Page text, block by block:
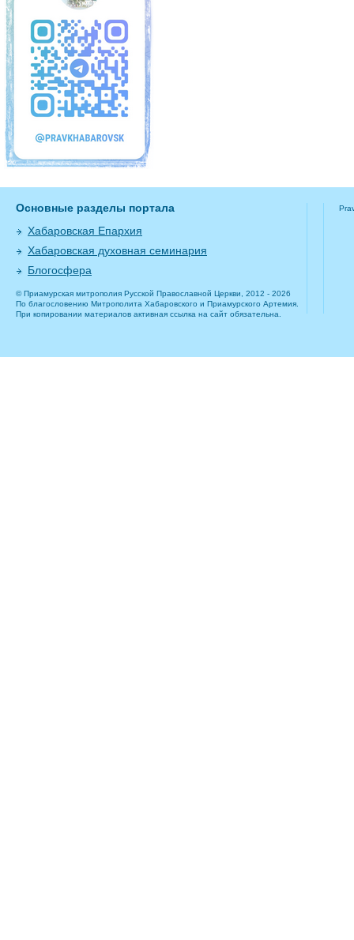
Основные разделы портала
Хабаровская Епархия
Хабаровская духовная семинария
Блогосфера
© Приамурская митрополия Русской Православной Церкви, 2012 - 2026
По благословению Митрополита Хабаровского и Приамурского Артемия.
При копировании материалов активная ссылка на сайт обязательна.